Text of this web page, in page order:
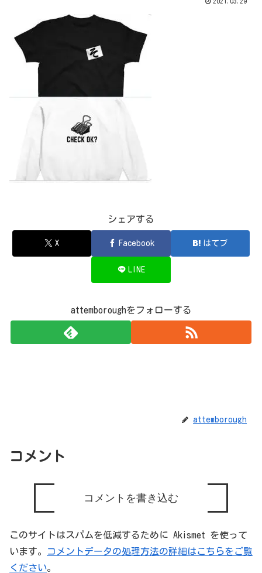
シェアする
X Facebook はてブ
LINE
attemboroughをフォローする
attemborough
コメント
コメントを書き込む
このサイトはスパムを低減するために Akismet を使って
います。
コメントデータの処理方法の詳細はこちらをご覧
ください。